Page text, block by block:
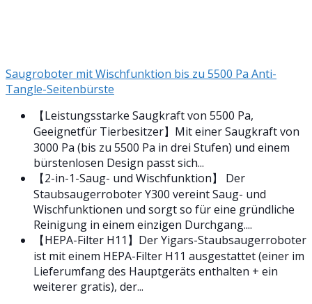
Saugroboter mit Wischfunktion bis zu 5500 Pa Anti-
Tangle-Seitenbürste
【Leistungsstarke Saugkraft von 5500 Pa,
Geeignetfür Tierbesitzer】Mit einer Saugkraft von
3000 Pa (bis zu 5500 Pa in drei Stufen) und einem
bürstenlosen Design passt sich...
【2-in-1-Saug- und Wischfunktion】 Der
Staubsaugerroboter Y300 vereint Saug- und
Wischfunktionen und sorgt so für eine gründliche
Reinigung in einem einzigen Durchgang....
【HEPA-Filter H11】Der Yigars-Staubsaugerroboter
ist mit einem HEPA-Filter H11 ausgestattet (einer im
Lieferumfang des Hauptgeräts enthalten + ein
weiterer gratis), der...